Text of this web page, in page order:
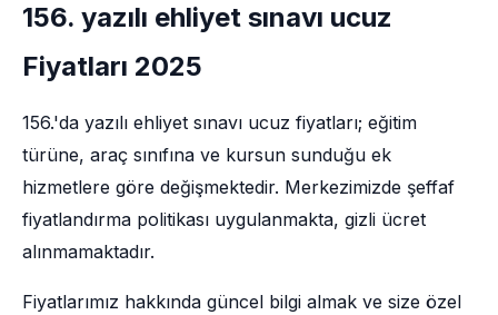
156. yazılı ehliyet sınavı ucuz
Fiyatları 2025
156.'da yazılı ehliyet sınavı ucuz fiyatları; eğitim
türüne, araç sınıfına ve kursun sunduğu ek
hizmetlere göre değişmektedir. Merkezimizde şeffaf
fiyatlandırma politikası uygulanmakta, gizli ücret
alınmamaktadır.
Fiyatlarımız hakkında güncel bilgi almak ve size özel